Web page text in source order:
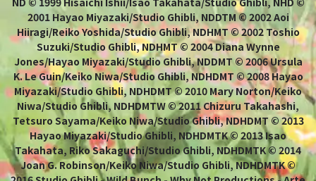
2001 Hayao Miyazaki/Studio Ghibli, NDDTM © 2002 Aoi
Hiiragi/Reiko Yoshida/Studio Ghibli, NDHMT © 2002 Toshio
Suzuki/Studio Ghibli, NDHMT © 2004 Diana Wynne
Jones/Hayao Miyazaki/Studio Ghibli, NDDMT © 2006 Ursula
K. Le Guin/Keiko Niwa/Studio Ghibli, NDHDMT © 2008 Hayao
Miyazaki/Studio Ghibli, NDHDMT © 2010 Mary Norton/Keiko
Niwa/Studio Ghibli, NDHDMTW © 2011 Chizuru Takahashi,
Tetsuro Sayama/Keiko Niwa/Studio Ghibli, NDHDMT © 2013
Hayao Miyazaki/Studio Ghibli, NDHDMTK © 2013 Isao
Takahata, Riko Sakaguchi/Studio Ghibli, NDHDMTK © 2014
Joan G. Robinson/Keiko Niwa/Studio Ghibli, NDHDMTK ©